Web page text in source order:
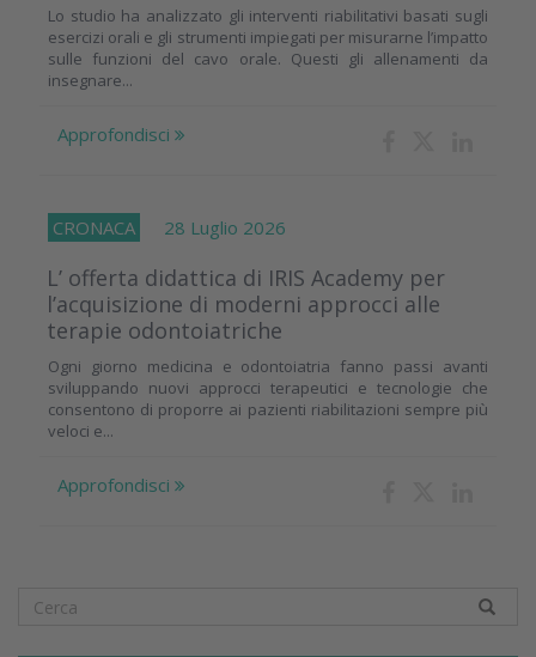
Lo studio ha analizzato gli interventi riabilitativi basati sugli
esercizi orali e gli strumenti impiegati per misurarne l’impatto
sulle funzioni del cavo orale. Questi gli allenamenti da
insegnare...
Approfondisci
CRONACA 28 Luglio 2026
L’ offerta didattica di IRIS Academy per
l’acquisizione di moderni approcci alle
terapie odontoiatriche
Ogni giorno medicina e odontoiatria fanno passi avanti
sviluppando nuovi approcci terapeutici e tecnologie che
consentono di proporre ai pazienti riabilitazioni sempre più
veloci e...
Approfondisci